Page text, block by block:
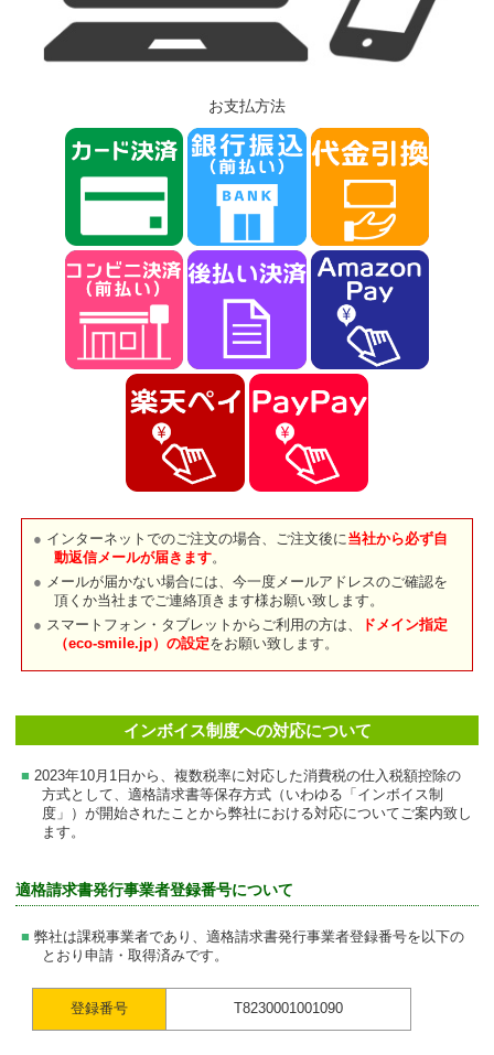
お支払方法
インターネットでのご注文の場合、ご注文後に当社から必ず自
動返信メールが届きます。
メールが届かない場合には、今一度メールアドレスのご確認を
頂くか当社までご連絡頂きます様お願い致します。
スマートフォン・タブレットからご利用の方は、
ドメイン指定
（eco-smile.jp）の設定をお願い致します。
インボイス制度への対応について
2023年10月1日から、複数税率に対応した消費税の仕入税額控除の
方式として、適格請求書等保存方式（いわゆる「インボイス制
度」）が開始されたことから弊社における対応についてご案内致し
ます。
適格請求書発行事業者登録番号について
弊社は課税事業者であり、適格請求書発行事業者登録番号を以下の
とおり申請・取得済みです。
登録番号 T8230001001090